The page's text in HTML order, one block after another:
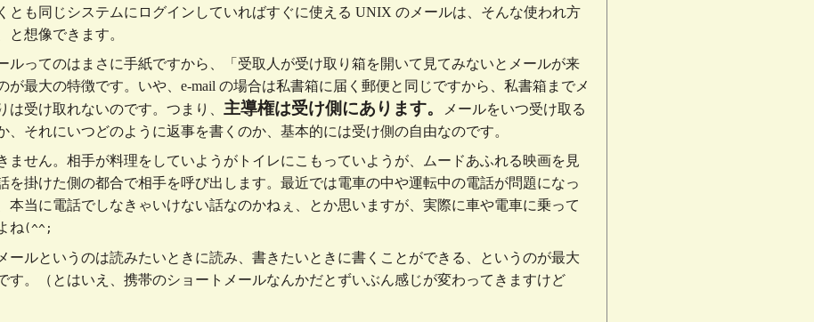
とも同じシステムにログインしていればすぐに使える UNIX のメールは、そんな使われ方
と想像できます。
ルってのはまさに手紙ですから、「受取人が受け取り箱を開いて見てみないとメールが来
が最大の特徴です。いや、e-mail の場合は私書箱に届く郵便と同じですから、私書箱までメ
は受け取れないのです。つまり、 主導権は受け側にあります。
メールをいつ受け取る
、それにいつどのように返事を書くのか、基本的には受け側の自由なのです。
ません。相手が料理をしていようがトイレにこもっていようが、ムードあふれる映画を見
を掛けた側の都合で相手を呼び出します。最近では電車の中や運転中の電話が問題になっ
本当に電話でしなきゃいけない話なのかねぇ、とか思いますが、実際に車や電車に乗って
ね(^^;
ールというのは読みたいときに読み、書きたいときに書くことができる、というのが最大
す。（とはいえ、携帯のショートメールなんかだとずいぶん感じが変わってきますけど